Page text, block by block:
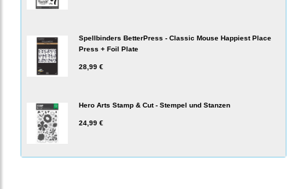
Spellbinders BetterPress - Classic Mouse Happiest Place
Press + Foil Plate
28,99 €
Hero Arts Stamp & Cut - Stempel und Stanzen
24,99 €